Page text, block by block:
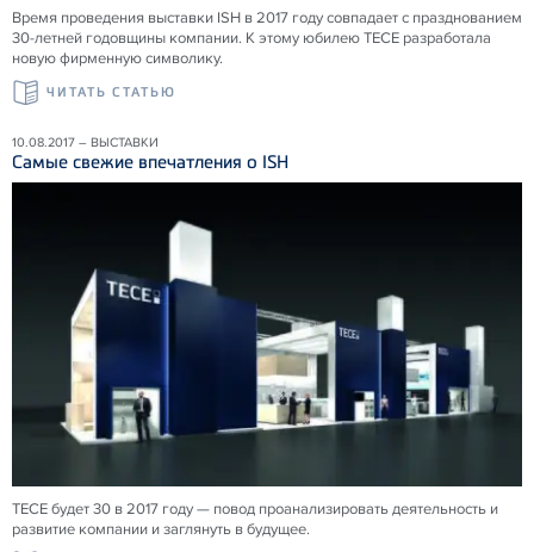
Время проведения выставки ISH в 2017 году совпадает с празднованием
30-летней годовщины компании. К этому юбилею TECE разработала
новую фирменную символику.
ЧИТАТЬ СТАТЬЮ
10.08.2017 – ВЫСТАВКИ
Самые свежие впечатления о ISH
TECE будет 30 в 2017 году — повод проанализировать деятельность и
развитие компании и заглянуть в будущее.